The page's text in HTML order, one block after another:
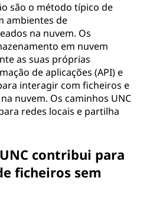
são o método típico de
ambientes de
na nuvem. Os
em nuvem
as suas próprias
de aplicações (API) e
interagir com ficheiros e
nuvem. Os caminhos UNC
redes locais e partilha
contribui para
ficheiros sem